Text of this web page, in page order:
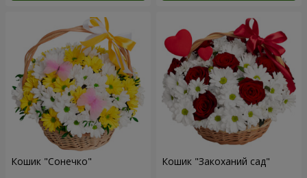
Кошик "Сонечко" Кошик "Закоханий сад"